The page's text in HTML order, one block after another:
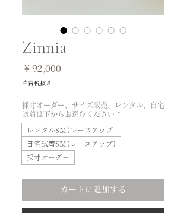
Zinnia
￥92,000
消費税抜き
採寸オーダー、サイズ販売、レンタル、自宅
試着は下からお選びください *
レンタルSM(レースアップ
自宅試着SM(レースアップ)
採寸オーダー
カートに追加する